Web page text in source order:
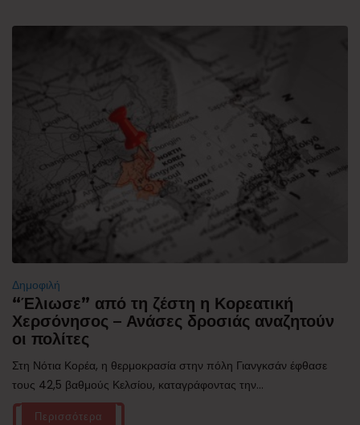
Δημοφιλή
“Έλιωσε” από τη ζέστη η Κορεατική
Χερσόνησος – Ανάσες δροσιάς αναζητούν
οι πολίτες
Στη Νότια Κορέα, η θερμοκρασία στην πόλη Γιανγκσάν έφθασε
τους 42,5 βαθμούς Κελσίου, καταγράφοντας την...
Περισσότερα